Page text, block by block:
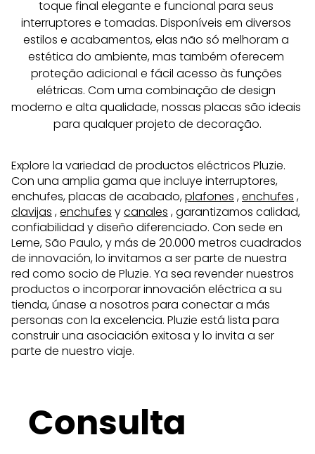
toque final elegante e funcional para seus
interruptores e tomadas. Disponíveis em diversos
estilos e acabamentos, elas não só melhoram a
estética do ambiente, mas também oferecem
proteção adicional e fácil acesso às funções
elétricas. Com uma combinação de design
moderno e alta qualidade, nossas placas são ideais
para qualquer projeto de decoração.
Explore la variedad de productos eléctricos Pluzie.
Con una amplia gama que incluye interruptores,
enchufes, placas de acabado,plafones ,enchufes ,
clavijas ,enchufes ycanales , garantizamos calidad,
confiabilidad y diseño diferenciado. Con sede en
Leme, São Paulo, y más de 20.000 metros cuadrados
de innovación, lo invitamos a ser parte de nuestra
red como socio de Pluzie. Ya sea revender nuestros
productos o incorporar innovación eléctrica a su
tienda, únase a nosotros para conectar a más
personas con la excelencia. Pluzie está lista para
construir una asociación exitosa y lo invita a ser
parte de nuestro viaje.
Consulta